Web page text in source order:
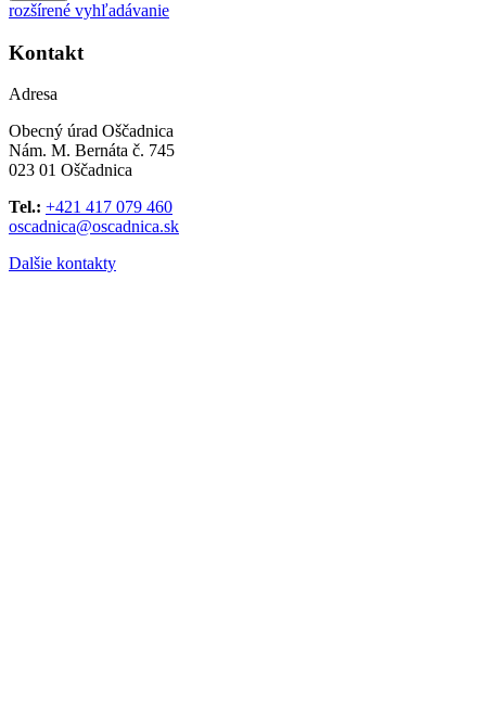
rozšírené vyhľadávanie
Kontakt
Adresa
Obecný úrad Oščadnica
Nám. M. Bernáta č. 745
023 01 Oščadnica
Tel.: +421 417 079 460
oscadnica@oscadnica.sk
Dalšie kontakty